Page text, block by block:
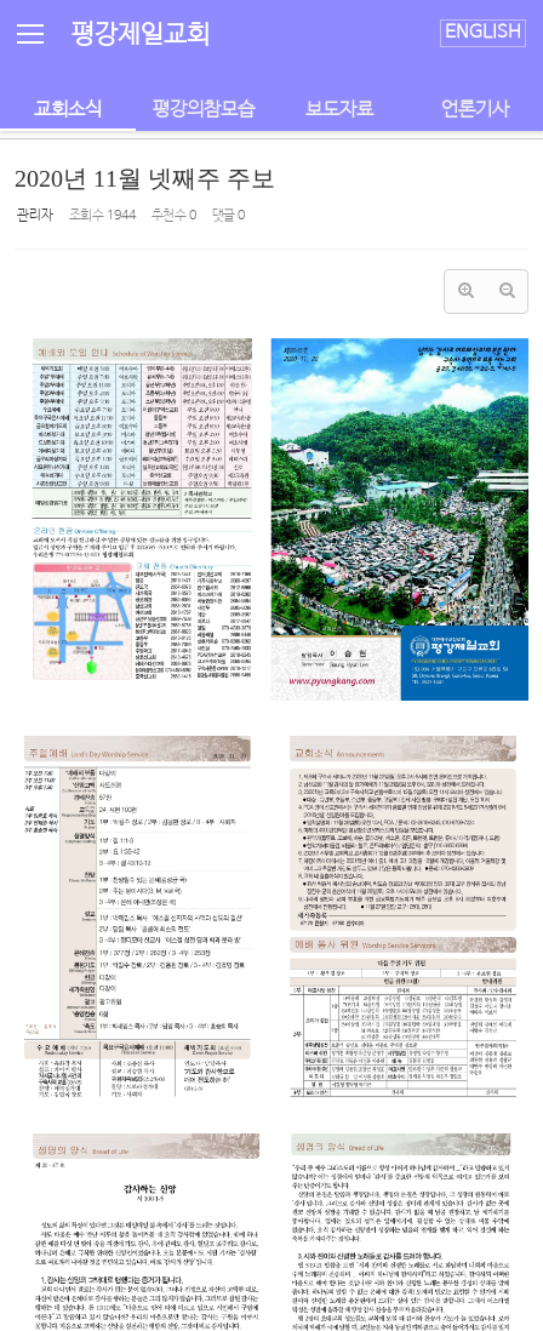
평강제일교회 ENGLISH
교회소식 평강의참모습 보도자료 언론기사
2020년 11월 넷째주 주보
관리자 조회 수 1944 추천 수0 댓글0